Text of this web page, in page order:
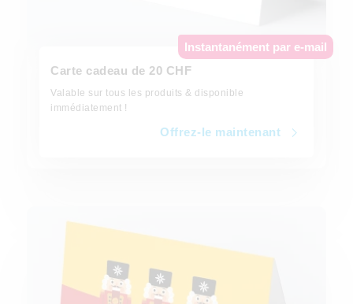
Instantanément par e-mail
Carte cadeau de 20 CHF
Valable sur tous les produits & disponible
immédiatement !
Offrez-le maintenant